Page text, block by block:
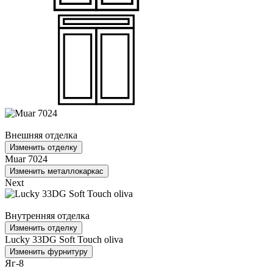
Внешняя отделка
Изменить отделку
Muar 7024
Изменить металлокаркас
Next
Внутренняя отделка
Изменить отделку
Lucky 33DG Soft Touch oliva
Изменить фурнитуру
Яг-8